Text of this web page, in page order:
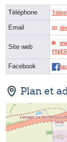
Téléphone
Email
Site web
Facebook
Plan et